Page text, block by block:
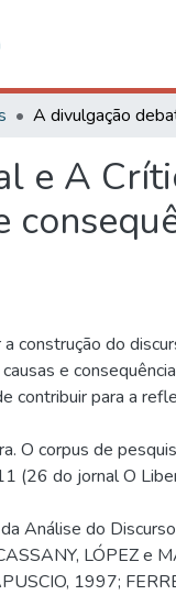
e A
construção do
e
contribuir para a
O corpus de
(26 do jornal O
Análise do
LÓPEZ e
1997;